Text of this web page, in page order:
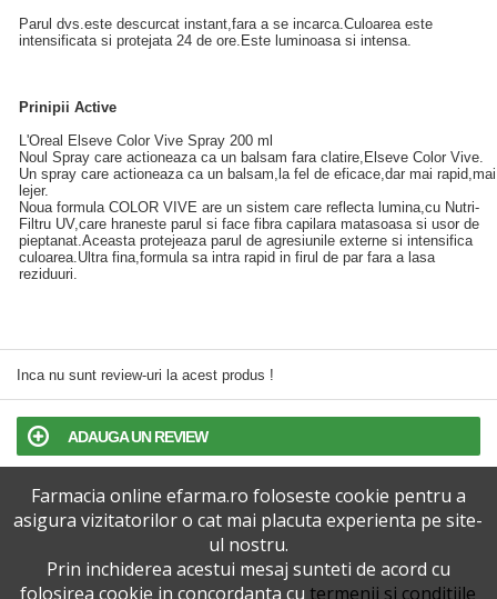
Parul dvs.este descurcat instant,fara a se incarca.Culoarea este
intensificata si protejata 24 de ore.Este luminoasa si intensa.
Prinipii Active
L'Oreal Elseve Color Vive Spray 200 ml
Noul Spray care actioneaza ca un balsam fara clatire,Elseve Color Vive.
Un spray care actioneaza ca un balsam,la fel de eficace,dar mai rapid,mai
lejer.
Noua formula COLOR VIVE are un sistem care reflecta lumina,cu Nutri-
Filtru UV,care hraneste parul si face fibra capilara matasoasa si usor de
pieptanat.Aceasta protejeaza parul de agresiunile externe si intensifica
culoarea.Ultra fina,formula sa intra rapid in firul de par fara a lasa
reziduuri.
Inca nu sunt review-uri la acest produs !
ADAUGA UN REVIEW
TERMENI SI CONDITII
POLITICA DE CONFIDENTIALITATE
Farmacia online efarma.ro foloseste cookie pentru a
asigura vizitatorilor o cat mai placuta experienta pe site-
ul nostru.
Prin inchiderea acestui mesaj sunteti de acord cu
folosirea cookie in concordanta cu termenii si conditiile